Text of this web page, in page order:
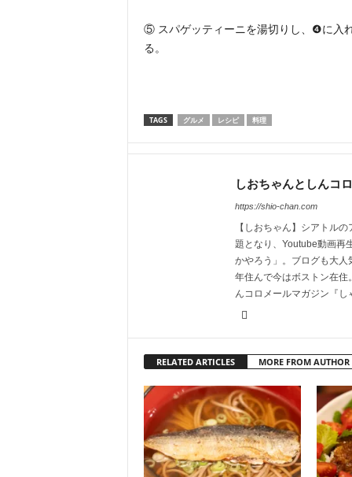
⑤ スパゲッティーニを湯切りし、❹に入
る。
TAGS グルメ レシピ 料理
しおちゃんとしんコロ
https://shio-chan.com
【しおちゃん】シアトル
題となり、Youtube動画再
かやろう」。ブログも大
年住んで今はボストン在
んコロメールマガジン『
RELATED ARTICLES MORE FROM AUTHOR